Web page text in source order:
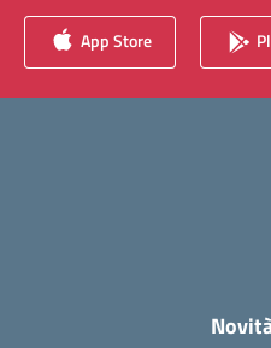
App Store